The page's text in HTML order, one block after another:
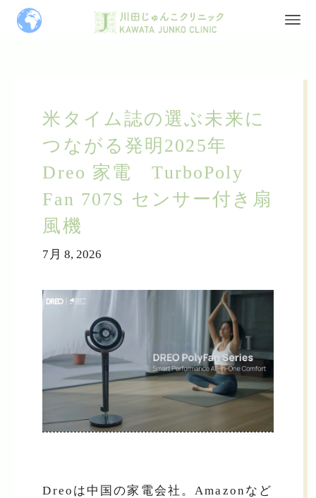
米タイム誌の選ぶ未来に
つながる発明2025年
Dreo 家電 TurboPoly
Fan 707S センサー付き扇
風機
7月 8, 2026
Dreoは中国の家電会社。Amazonなど